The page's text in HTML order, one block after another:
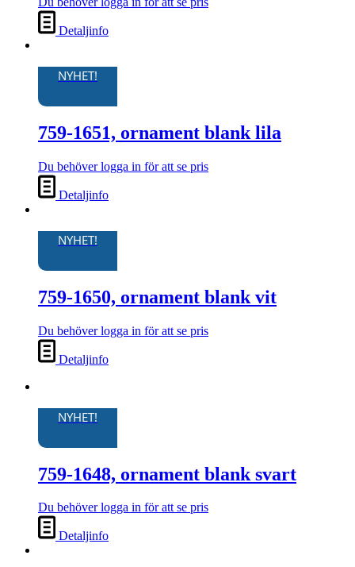
Detaljinfo
NYHET!
759-1651, ornament blank lila
Du behöver logga in för att se pris
Detaljinfo
NYHET!
759-1650, ornament blank vit
Du behöver logga in för att se pris
Detaljinfo
NYHET!
759-1648, ornament blank svart
Du behöver logga in för att se pris
Detaljinfo